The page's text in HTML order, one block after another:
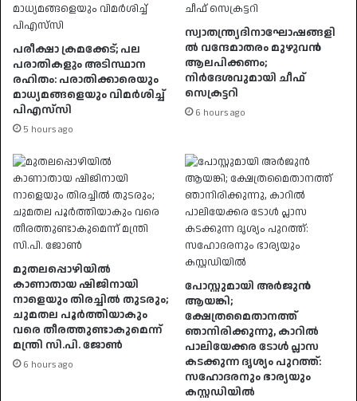
പരീക്ഷാ ക്രമക്കേട്; പല
പരാതികളും അടിസ്ഥാന
രഹിതം: പരാതിക്കാരെയും
മാധ്യമങ്ങളെയും വിമര്‍ശിച്ച്
പിഎസ്‌സി
5 hours ago
സ്വാതന്ത്ര്യദിനാഘോഷങ്ങളി
ൽ വന്ദേമാതരം മുഴുവൻ
ആലപിക്കണം;
നിർദേശവുമായി ചീഫ്
സെക്രട്ടറി
6 hours ago
മുതലപ്പൊഴിയിൽ
കാണാതായ ഷിജിനായി
നാളെയും തിരച്ചിൽ തുടരും;
ചുമതല പൂർത്തിയാകും
വരെ തീരത്തുണ്ടാകുമെന്ന്
മന്ത്രി സി.പി. ജോൺ
6 hours ago
പോസ്റ്റുമായി അർജുൻ
ആയങ്കി;
ക്ഷേത്രമൈതാനത്ത്
ഞാനിരിക്കുന്നു, കാറിൽ
പാലിയേക്കര ടോൾ പ്ലാസ
കടക്കുന്ന ദൃശ്യം പുറത്ത്:
സഹോദരനും ഭാര്യയും
കസ്റ്റഡിയിൽ